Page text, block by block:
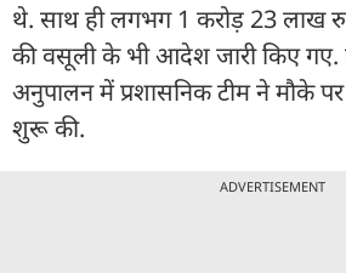
थे. साथ ही लगभग 1 करोड़ 23 लाख
की वसूली के भी आदेश जारी किए
अनुपालन में प्रशासनिक टीम ने मौके पर
शुरू की.
ADVERTISEMENT